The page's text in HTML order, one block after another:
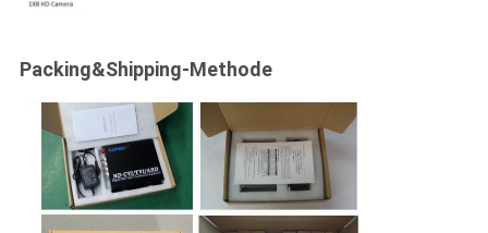
Packing&Shipping-Methode